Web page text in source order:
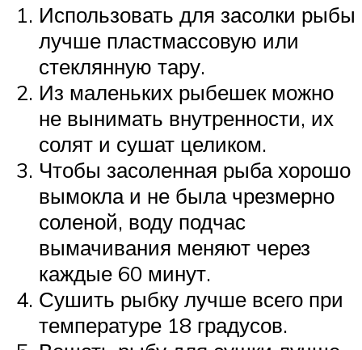
Использовать для засолки рыбы
лучше пластмассовую или
стеклянную тару.
Из маленьких рыбешек можно
не вынимать внутренности, их
солят и сушат целиком.
Чтобы засоленная рыба хорошо
вымокла и не была чрезмерно
соленой, воду подчас
вымачивания меняют через
каждые 60 минут.
Сушить рыбку лучше всего при
температуре 18 градусов.